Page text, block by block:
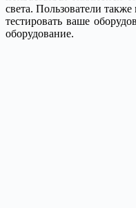
света. Пользователи
тестировать ваше
оборудование.